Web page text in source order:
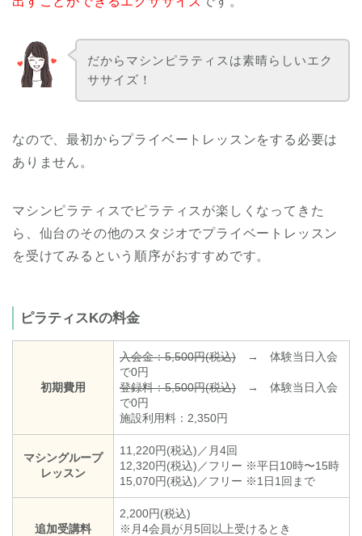
だからマシンピラティスは素晴らしいエク
ササイズ！
なので、最初からプライベートレッスンをする必要は
ありません。
マシンピラティスでピラティスが楽しくなってきた
ら、仙台のその他のスタジオでプライベートレッスン
を受けてみるという順序がおすすめです。
ピラティスKの料金
初期費用
入会金：5,500円(税込) → 体験当日入会
で0円
登録料：5,500円(税込) → 体験当日入会
で0円
施設利用料：2,350円
マシングループ
レッスン
11,220円(税込)／月4回
12,320円(税込)／フリー ※平日10時〜15時
15,070円(税込)／フリー ※1日1回まで
追加受講料
2,200円(税込)
※月4会員が月5回以上受けるとき